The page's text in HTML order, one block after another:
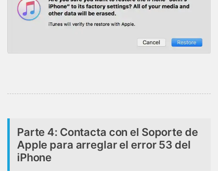
Parte 4: Contacta con el Soporte de
Apple para arreglar el error 53 del
iPhone